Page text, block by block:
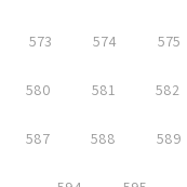
573 574 575
580 581 582
587 588 589